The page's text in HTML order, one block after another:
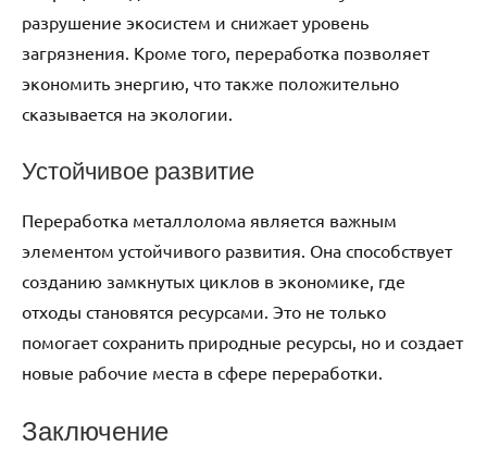
разрушение экосистем и снижает уровень
загрязнения. Кроме того, переработка позволяет
экономить энергию, что также положительно
сказывается на экологии.
Устойчивое развитие
Переработка металлолома является важным
элементом устойчивого развития. Она способствует
созданию замкнутых циклов в экономике, где
отходы становятся ресурсами. Это не только
помогает сохранить природные ресурсы, но и создает
новые рабочие места в сфере переработки.
Заключение